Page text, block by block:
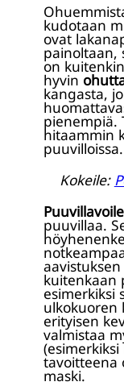
kudotaan
ovat
painoltaan,
on
hyvin
kangasta,
pienempiä.
hitaammin
puuvilloissa.
Kokeile:
puuvillaa.
kuitenkaan
esimerkiksi
ulkokuoren
erityisen
valmistaa
tavoitteena
maski.